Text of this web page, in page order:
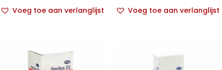
Voeg toe aan verlanglijst
Voeg toe aan verlanglijst